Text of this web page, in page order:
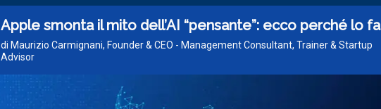
Apple smonta il mito dell’AI “pensante”: ecco perché lo fa
di Maurizio Carmignani, Founder & CEO - Management Consultant, Trainer & Startup
Advisor